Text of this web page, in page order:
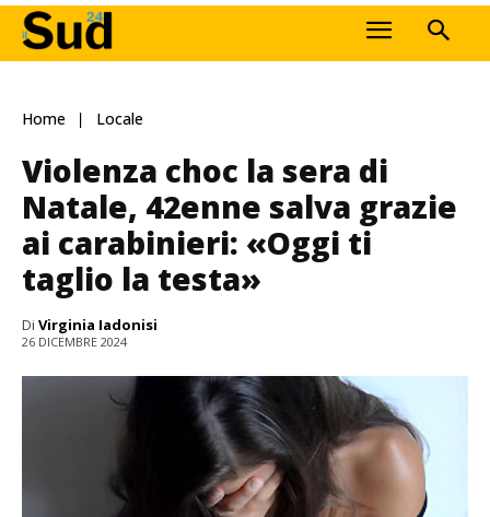
Home Locale
Violenza choc la sera di
Natale, 42enne salva grazie
ai carabinieri: «Oggi ti
taglio la testa»
Di Virginia Iadonisi
26 DICEMBRE 2024